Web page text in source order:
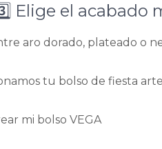
Elige el acabado
aro dorado, plateado o
tu bolso de fiesta
mi bolso VEGA